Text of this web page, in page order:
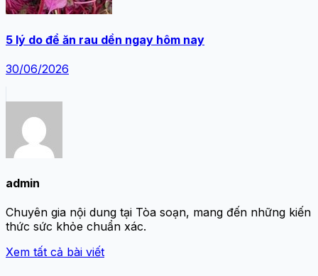
5 lý do để ăn rau dền ngay hôm nay
30/06/2026
admin
Chuyên gia nội dung tại Tòa soạn, mang đến những kiến
thức sức khỏe chuẩn xác.
Xem tất cả bài viết